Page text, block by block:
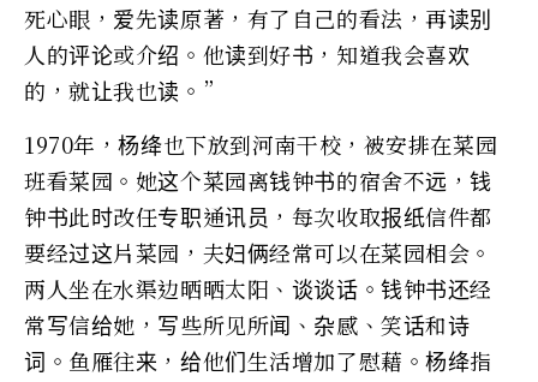
死心眼，爱先读原著，有了自己的看法，再读别
人的评论或介绍。他读到好书，知道我会喜欢
的，就让我也读。”
1970年，杨绛也下放到河南干校，被安排在菜园
班看菜园。她这个菜园离钱钟书的宿舍不远，钱
钟书此时改任专职通讯员，每次收取报纸信件都
要经过这片菜园，夫妇俩经常可以在菜园相会。
两人坐在水渠边晒晒太阳、谈谈话。钱钟书还经
常写信给她，写些所见所闻、杂感、笑话和诗
词。鱼雁往来，给他们生活增加了慰藉。杨绛指